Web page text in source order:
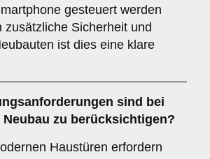
gesteuert werden
zusätzliche Sicherheit und
ist dies eine klare
sind bei
zu berücksichtigen?
Haustüren erfordern